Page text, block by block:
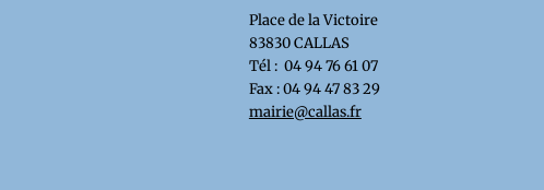
Place de la Victoire
83830 CALLAS
Tél : 04 94 76 61 07
Fax : 04 94 47 83 29
mairie@callas.fr